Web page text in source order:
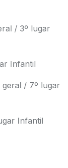
/ 3º lugar
Infantil
geral / 7º lugar
Infantil